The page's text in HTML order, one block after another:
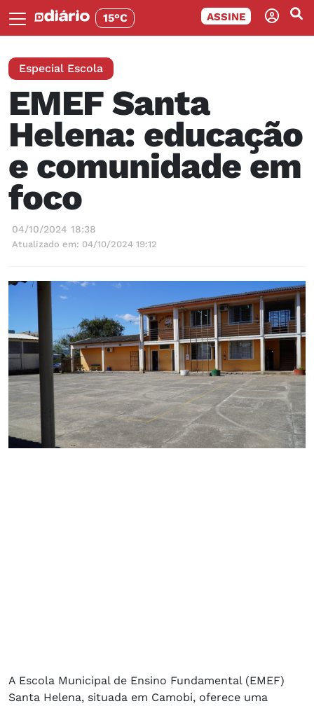
15°C ASSINE
Especial Escola
EMEF Santa
Helena: educação
e comunidade em
foco
04/10/2024 18:38
Atualizado em: 04/10/2024 19:12
A Escola Municipal de Ensino Fundamental (EMEF)
Santa Helena, situada em Camobi, oferece uma